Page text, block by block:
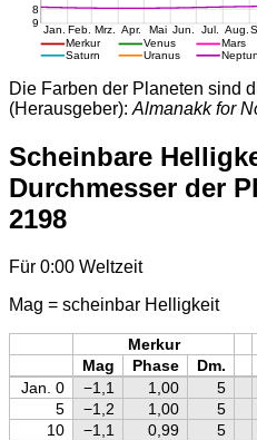
Die Farben der Planeten sind
(Herausgeber): Almanakk for
Scheinbare
Durchmesser der
2198
Für 0:00 Weltzeit
Mag = scheinbar Helligkeit
Merkur
Mag
Phase Dm.
Jan. 0
−1,1 1,00 5
5
−1,2 1,00 5
10
−1,1 0,99 5